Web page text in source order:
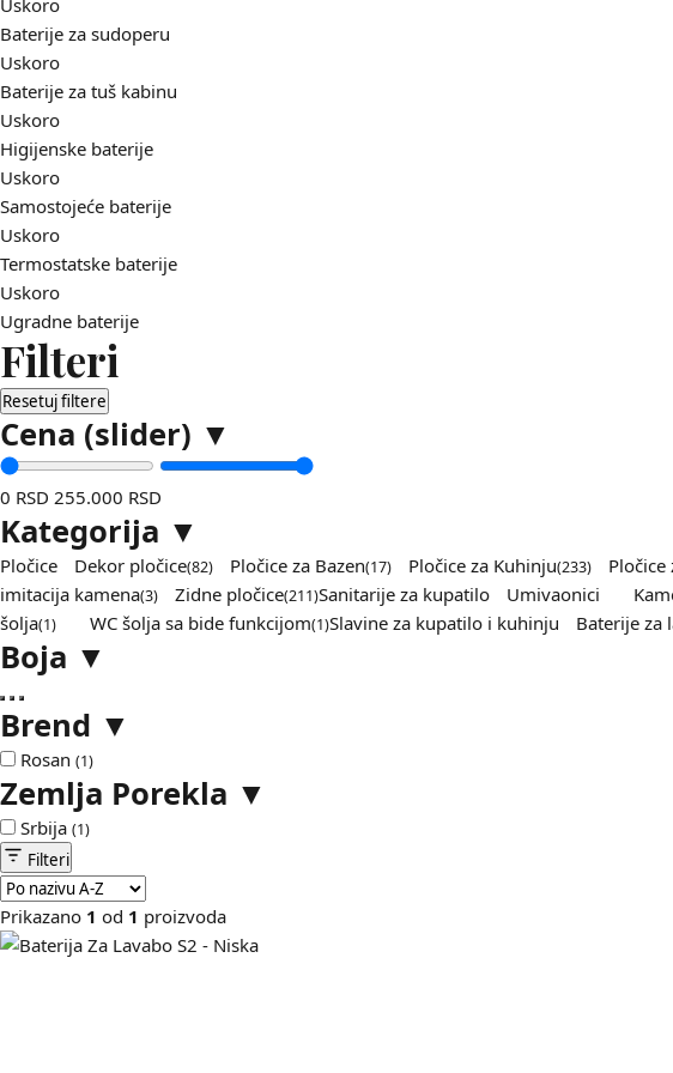
Uskoro
Baterije za sudoperu
Uskoro
Baterije za tuš kabinu
Uskoro
Higijenske baterije
Uskoro
Samostojeće baterije
Uskoro
Termostatske baterije
Uskoro
Ugradne baterije
Filteri
Resetuj filtere
Cena (slider) ▼
0 RSD 255.000 RSD
Kategorija ▼
Pločice Dekor pločice(82) Pločice za Bazen(17) Pločice za Kuhinju(233) Pločice
imitacija kamena(3) Zidne pločice(211)Sanitarije za kupatilo Umivaonici
šolja(1) WC šolja sa bide funkcijom(1)Slavine za kupatilo i kuhinju Baterije za
Boja ▼
Brend ▼
Rosan (1)
Zemlja Porekla ▼
Srbija (1)
Filteri
Prikazano 1 od 1 proizvoda